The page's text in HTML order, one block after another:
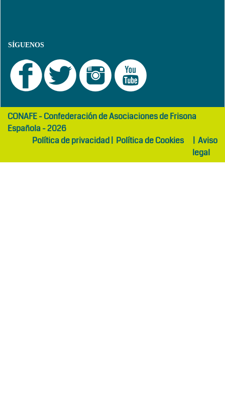
SÍGUENOS
girls
abaya
maltepe
otelCONAFE - Confederación de Asociaciones de Frisona
Española - 2026
Política de privacidad| Política de Cookies | Aviso
legal